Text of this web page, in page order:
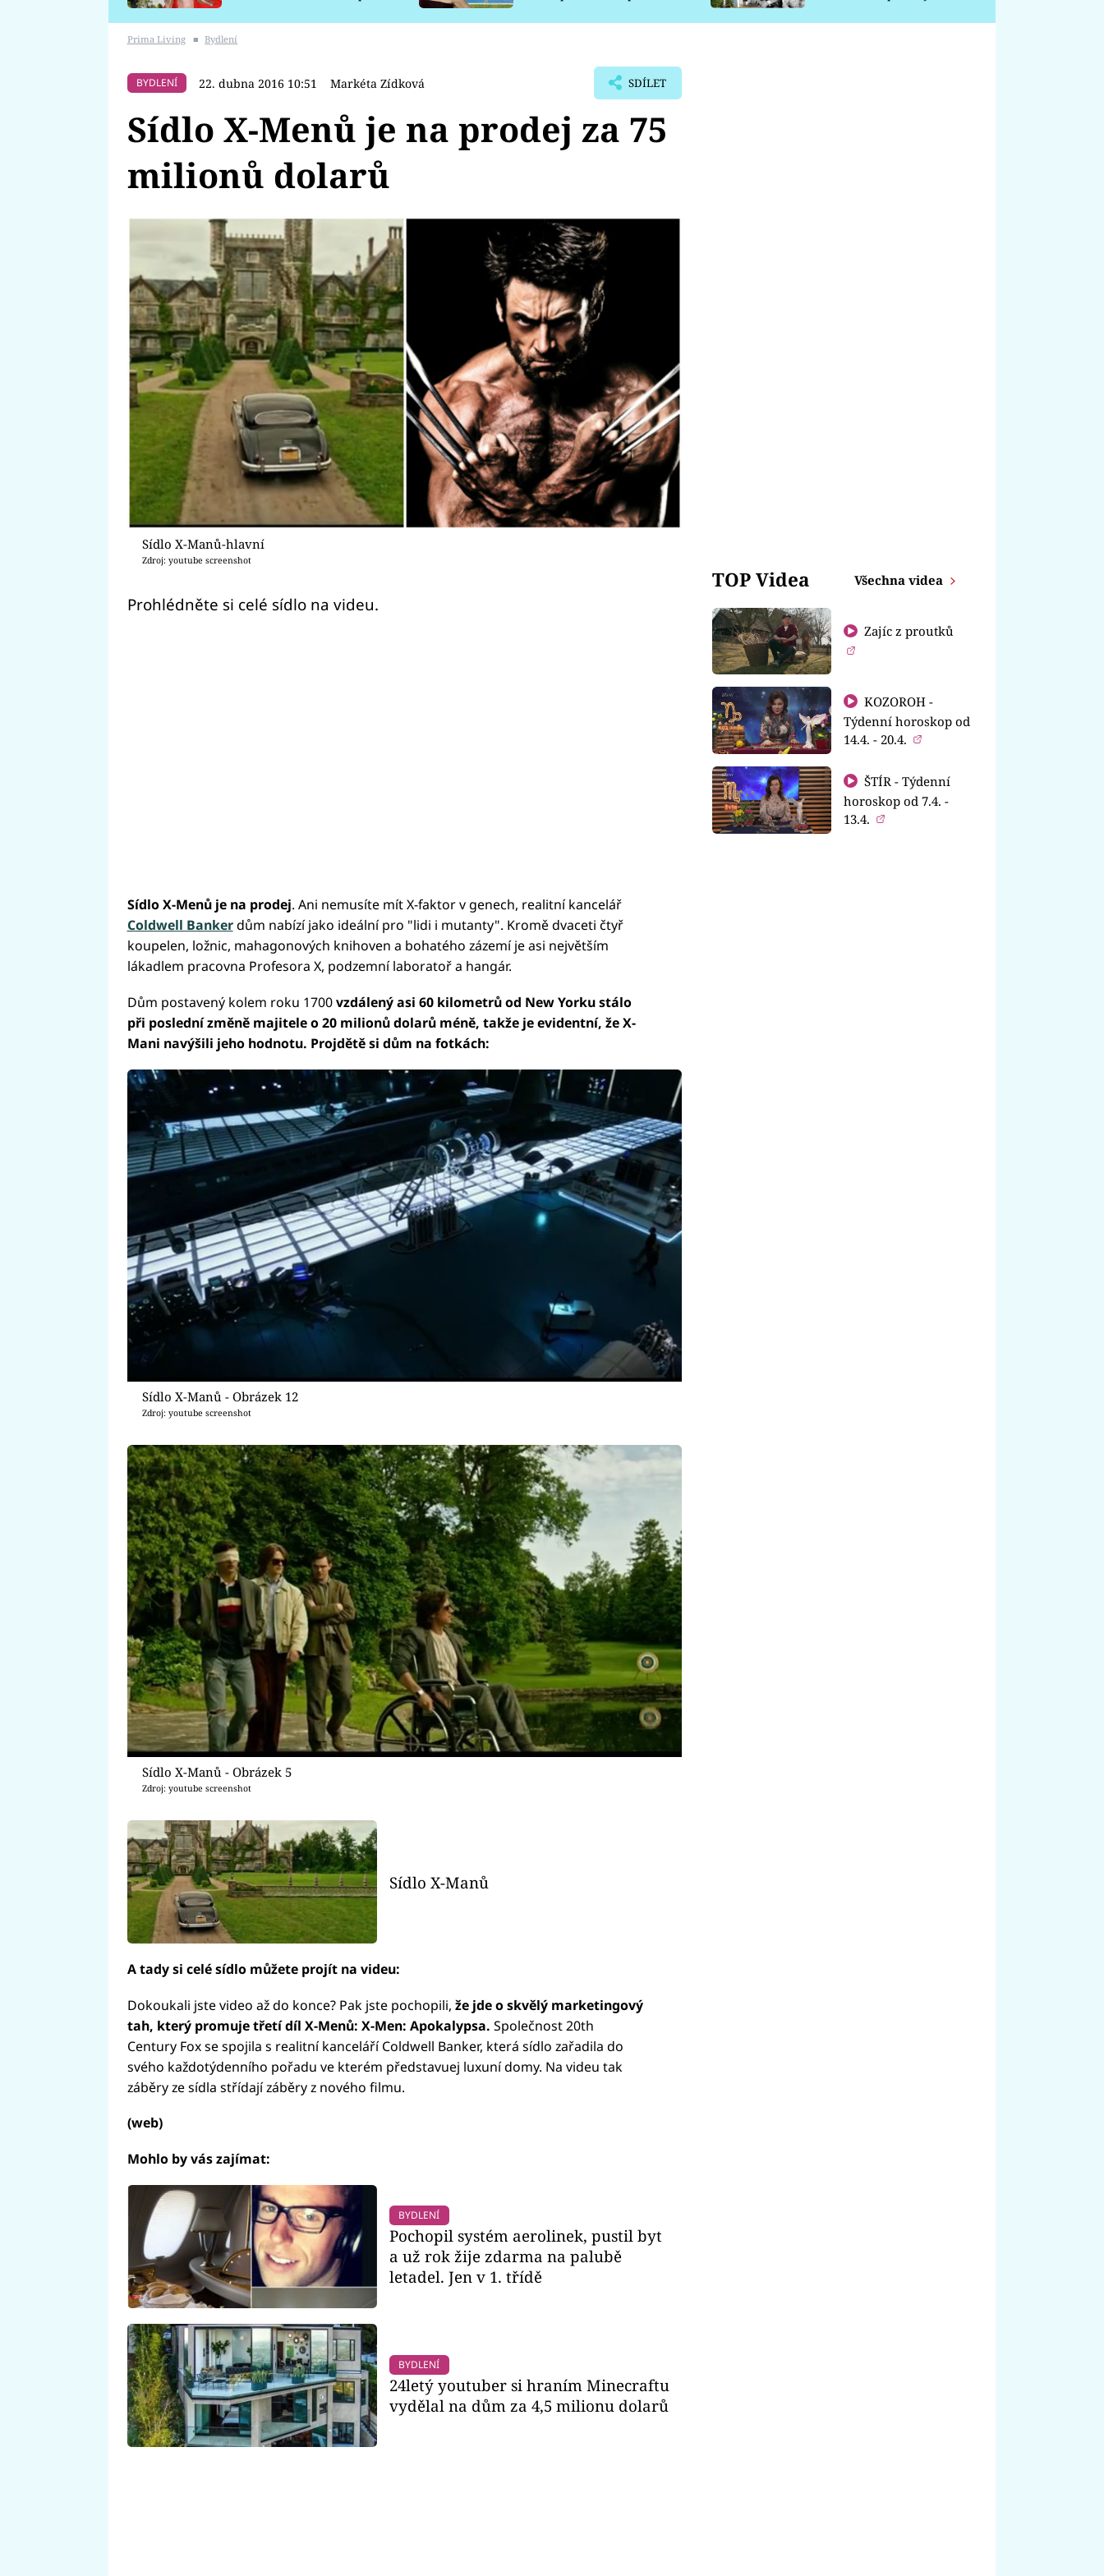
Prima Living ■ Bydlení
BYDLENÍ 22. dubna 2016 10:51 Markéta Zídková SDÍLET
Sídlo X-Menů je na prodej za 75
milionů dolarů
Sídlo X-Manů-hlavní
Zdroj: youtube screenshot
Prohlédněte si celé sídlo na videu.
Sídlo X-Menů je na prodej. Ani nemusíte mít X-faktor v genech, realitní kancelář
Coldwell Banker dům nabízí jako ideální pro "lidi i mutanty". Kromě dvaceti čtyř
koupelen, ložnic, mahagonových knihoven a bohatého zázemí je asi největším
lákadlem pracovna Profesora X, podzemní laboratoř a hangár.
Dům postavený kolem roku 1700vzdálený asi 60 kilometrů od New Yorku stálo
při poslední změně majitele o 20 milionů dolarů méně, takže je evidentní, že X-
Mani navýšili jeho hodnotu. Projdětě si dům na fotkách:
Sídlo X-Manů - Obrázek 12
Zdroj: youtube screenshot
Sídlo X-Manů - Obrázek 5
Zdroj: youtube screenshot
Sídlo X-Manů
A tady si celé sídlo můžete projít na videu:
Dokoukali jste video až do konce? Pak jste pochopili, že jde o skvělý marketingový
tah, který promuje třetí díl X-Menů: X-Men: Apokalypsa. Společnost 20th
Century Fox se spojila s realitní kanceláří Coldwell Banker, která sídlo zařadila do
svého každotýdenního pořadu ve kterém představuej luxuní domy. Na videu tak
záběry ze sídla střídají záběry z nového filmu.
(web)
Mohlo by vás zajímat:
BYDLENÍ
Pochopil systém aerolinek, pustil byt
a už rok žije zdarma na palubě
letadel. Jen v 1. třídě
BYDLENÍ
24letý youtuber si hraním Minecraftu
vydělal na dům za 4,5 milionu dolarů
TOP Videa Všechna videa
Zajíc z proutků
KOZOROH -
Týdenní horoskop od
14.4. - 20.4.
ŠTÍR - Týdenní
horoskop od 7.4. -
13.4.